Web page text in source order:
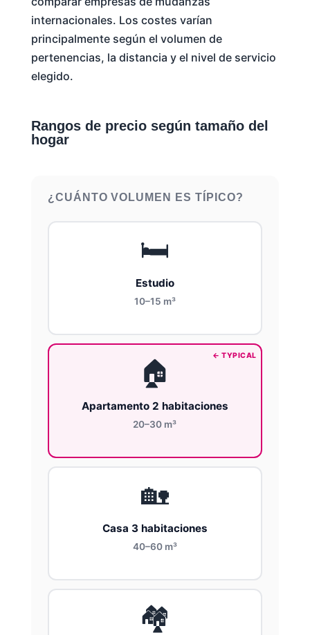
internacionales. Los costes varían
principalmente según el volumen de
pertenencias, la distancia y el nivel de servicio
elegido.
Rangos de precio según tamaño del
hogar
¿CUÁNTO VOLUMEN ES TÍPICO?
🛏️
Estudio
10–15 m³
🏠
Apartamento 2 habitaciones
20–30 m³
🏡
Casa 3 habitaciones
40–60 m³
🏘️